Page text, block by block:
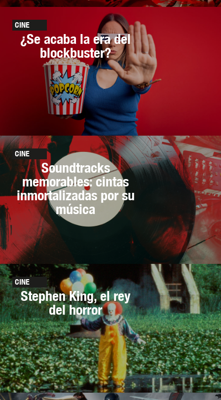
CINE
¿Se acaba la era del
blockbuster?
CINE
Soundtracks
memorables: cintas
inmortalizadas por su
música
CINE
Stephen King, el rey
del horror